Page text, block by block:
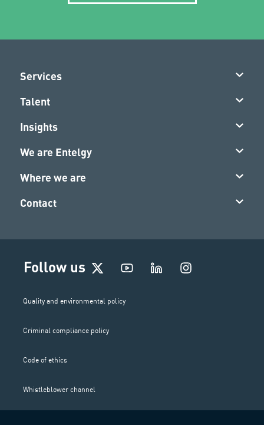
Services
Talent
Insights
We are Entelgy
Where we are
Contact
Follow us
I
n
Quality and environmental policy
Criminal compliance policy
Code of ethics
Whistleblower channel